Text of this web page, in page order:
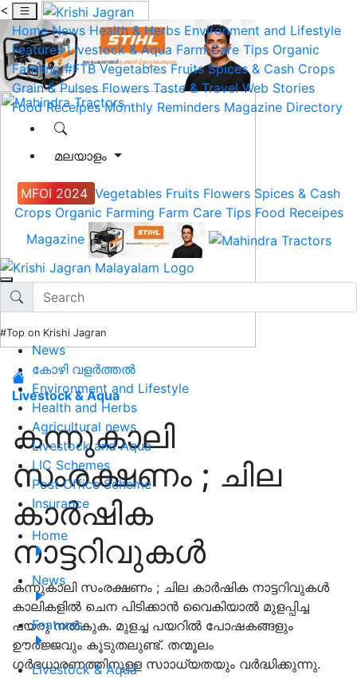
<
Home News Health & Herbs Environment and Lifestyle
Features Livestock & Aqua Farm Care Tips Organic
Farming #FTB Vegetables Fruits Spices & Cash Crops
Grain & Pulses Flowers Taste & Travel Web Stories
Food Receipes Monthly Reminders Magazine Directory
മലയാളം
MFOI 2024 Vegetables Fruits Flowers Spices & Cash
Crops Organic Farming Farm Care Tips Food Receipes
Magazine
#Top on Krishi Jagran
News
കോഴി വളർത്തൽ
Environment and Lifestyle
Health and Herbs
Agricultural news
Livestock and Aqua
LIC Schemes
Post Office Scheme
Insurance
Home
News
Features
Livestock & Aqua
Livestock & Aqua
കന്നുകാലി
സംരക്ഷണം ; ചില
കാര്‍ഷിക
നാട്ടറിവുകള്‍
കന്നുകാലി സംരക്ഷണം ; ചില കാര്‍ഷിക നാട്ടറിവുകള്‍
കാലികളില്‍ ചെന പിടിക്കാന്‍ വൈകിയാല്‍ മുളപ്പിച്ച
പയറു നല്‍കുക. മുളച്ച പയറില്‍ പോഷകങ്ങളും
ഊര്‍ജ്ജവും കൂടുതലുണ്ട്. തന്മൂലം
ഗര്‍ഭധാരണത്തിനുള്ള സാ‍ാധ്യതയും വര്‍ദ്ധിക്കുന്നു.